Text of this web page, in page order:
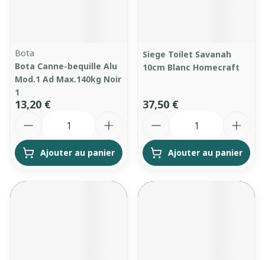
Bota
Bota Canne-bequille Alu
Mod.1 Ad Max.140kg Noir
1
13,20 €
Ajouter au panier
Siege Toilet Savanah
10cm Blanc Homecraft
37,50 €
Ajouter au panier